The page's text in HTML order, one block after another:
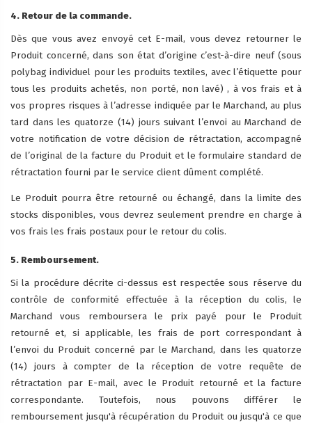
4. Retour de la commande.
Dès que vous avez envoyé cet E-mail, vous devez retourner le
Produit concerné, dans son état d’origine c’est-à-dire neuf (sous
polybag individuel pour les produits textiles, avec l’étiquette pour
tous les produits achetés, non porté, non lavé) , à vos frais et à
vos propres risques à l’adresse indiquée par le Marchand, au plus
tard dans les quatorze (14) jours suivant l’envoi au Marchand de
votre notification de votre décision de rétractation, accompagné
de l’original de la facture du Produit et le formulaire standard de
rétractation fourni par le service client dûment complété.
Le Produit pourra être retourné ou échangé, dans la limite des
stocks disponibles, vous devrez seulement prendre en charge à
vos frais les frais postaux pour le retour du colis.
5. Remboursement.
Si la procédure décrite ci-dessus est respectée sous réserve du
contrôle de conformité effectuée à la réception du colis, le
Marchand vous remboursera le prix payé pour le Produit
retourné et, si applicable, les frais de port correspondant à
l’envoi du Produit concerné par le Marchand, dans les quatorze
(14) jours à compter de la réception de votre requête de
rétractation par E-mail, avec le Produit retourné et la facture
correspondante. Toutefois, nous pouvons différer le
remboursement jusqu'à récupération du Produit ou jusqu'à ce que